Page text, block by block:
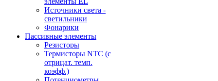
Источники света -
светильники
Фонарики
Пассивные элементы
Резисторы
Термисторы NTC (с
отрицат. темп.
коэфф.)